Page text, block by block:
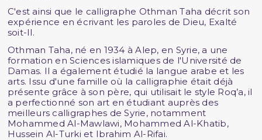
C'est ainsi que le calligraphe Othman Taha décrit son
expérience en écrivant les paroles de Dieu, Exalté
soit-Il.
Othman Taha, né en 1934 à Alep, en Syrie, a une
formation en Sciences islamiques de l'Université de
Damas. Il a également étudié la langue arabe et les
arts. Issu d'une famille où la calligraphie était déjà
présente grâce à son père, qui utilisait le style Roq’a, il
a perfectionné son art en étudiant auprès des
meilleurs calligraphes de Syrie, notamment
Mohammed Al-Mawlawi, Mohammed Al-Khatib,
Hussein Al-Turki et Ibrahim Al-Rifai.